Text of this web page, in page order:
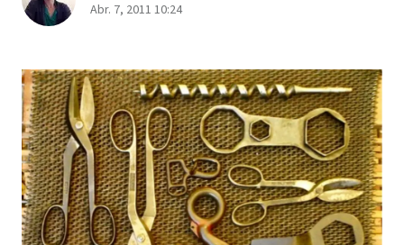
Abr. 7, 2011 10:24